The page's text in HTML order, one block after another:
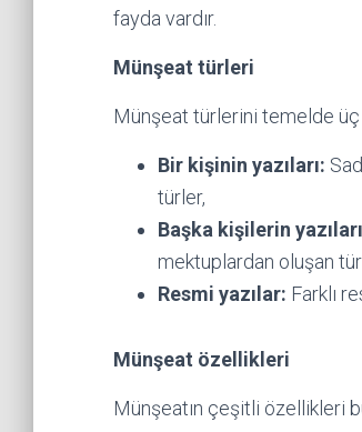
fayda vardır.
Münşeat türleri
Münşeat türlerini temelde
Bir kişinin yazıları:
türler,
Başka kişilerin
mektuplardan oluşan
Resmi yazılar: Farklı
Münşeat özellikleri
Münşeatın çeşitli özellikleri